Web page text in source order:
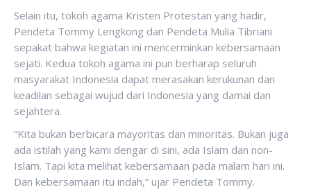
Selain itu, tokoh agama Kristen Protestan yang hadir,
Pendeta Tommy Lengkong dan Pendeta Mulia Tibriani
sepakat bahwa kegiatan ini mencerminkan kebersamaan
sejati. Kedua tokoh agama ini pun berharap seluruh
masyarakat Indonesia dapat merasakan kerukunan dan
keadilan sebagai wujud dari Indonesia yang damai dan
sejahtera.
“Kita bukan berbicara mayoritas dan minoritas. Bukan juga
ada istilah yang kami dengar di sini, ada Islam dan non-
Islam. Tapi kita melihat kebersamaan pada malam hari ini.
Dan kebersamaan itu indah,” ujar Pendeta Tommy.